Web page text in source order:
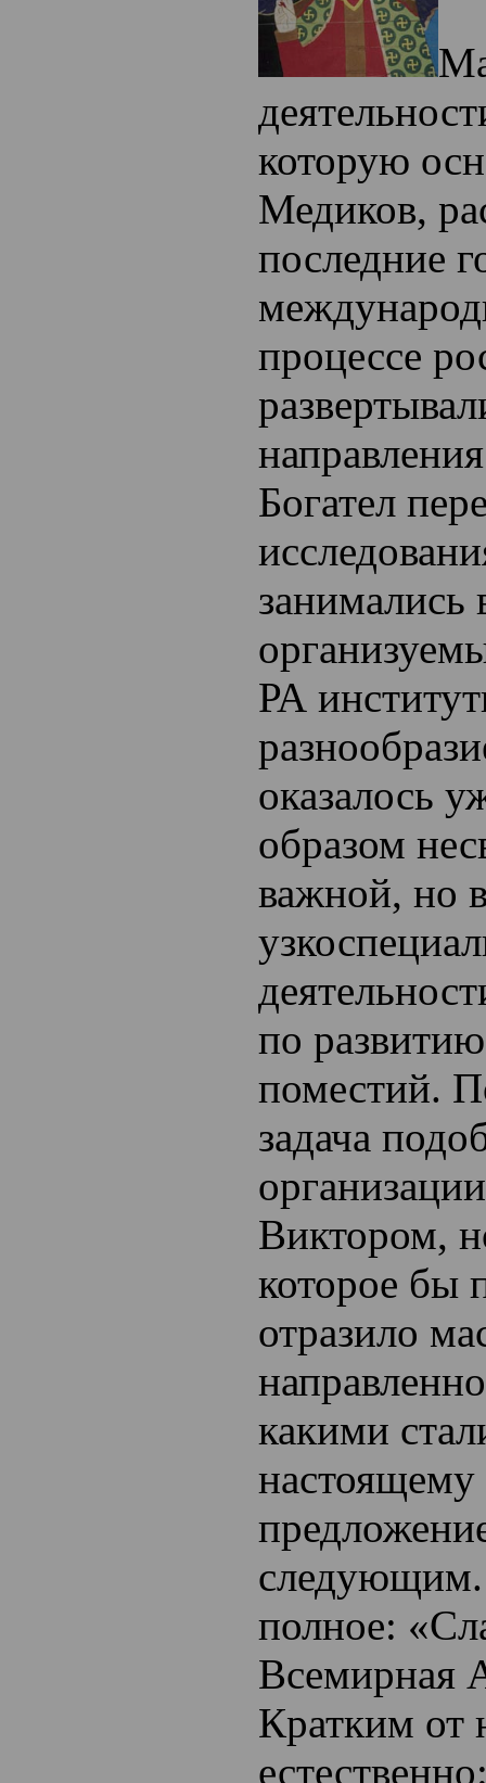
которую
Медиков,
последние
процессе
Богател
занимались
РА
оказалось
образом
важной, но
по
поместий.
задача
Виктором,
которое бы
отразило
какими
следующим.
полное:
Всемирная
Кратким от